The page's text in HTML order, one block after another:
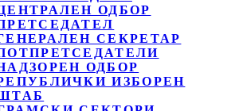
ОДБОР
СЕКРЕТАР
ОДБОР
ИЗБОРЕН